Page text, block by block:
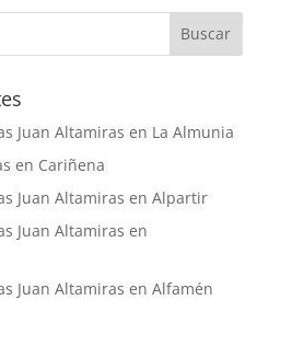
Buscar
Juan Altamiras en La Almunia
en Cariñena
Juan Altamiras en Alpartir
Juan Altamiras en
Juan Altamiras en Alfamén